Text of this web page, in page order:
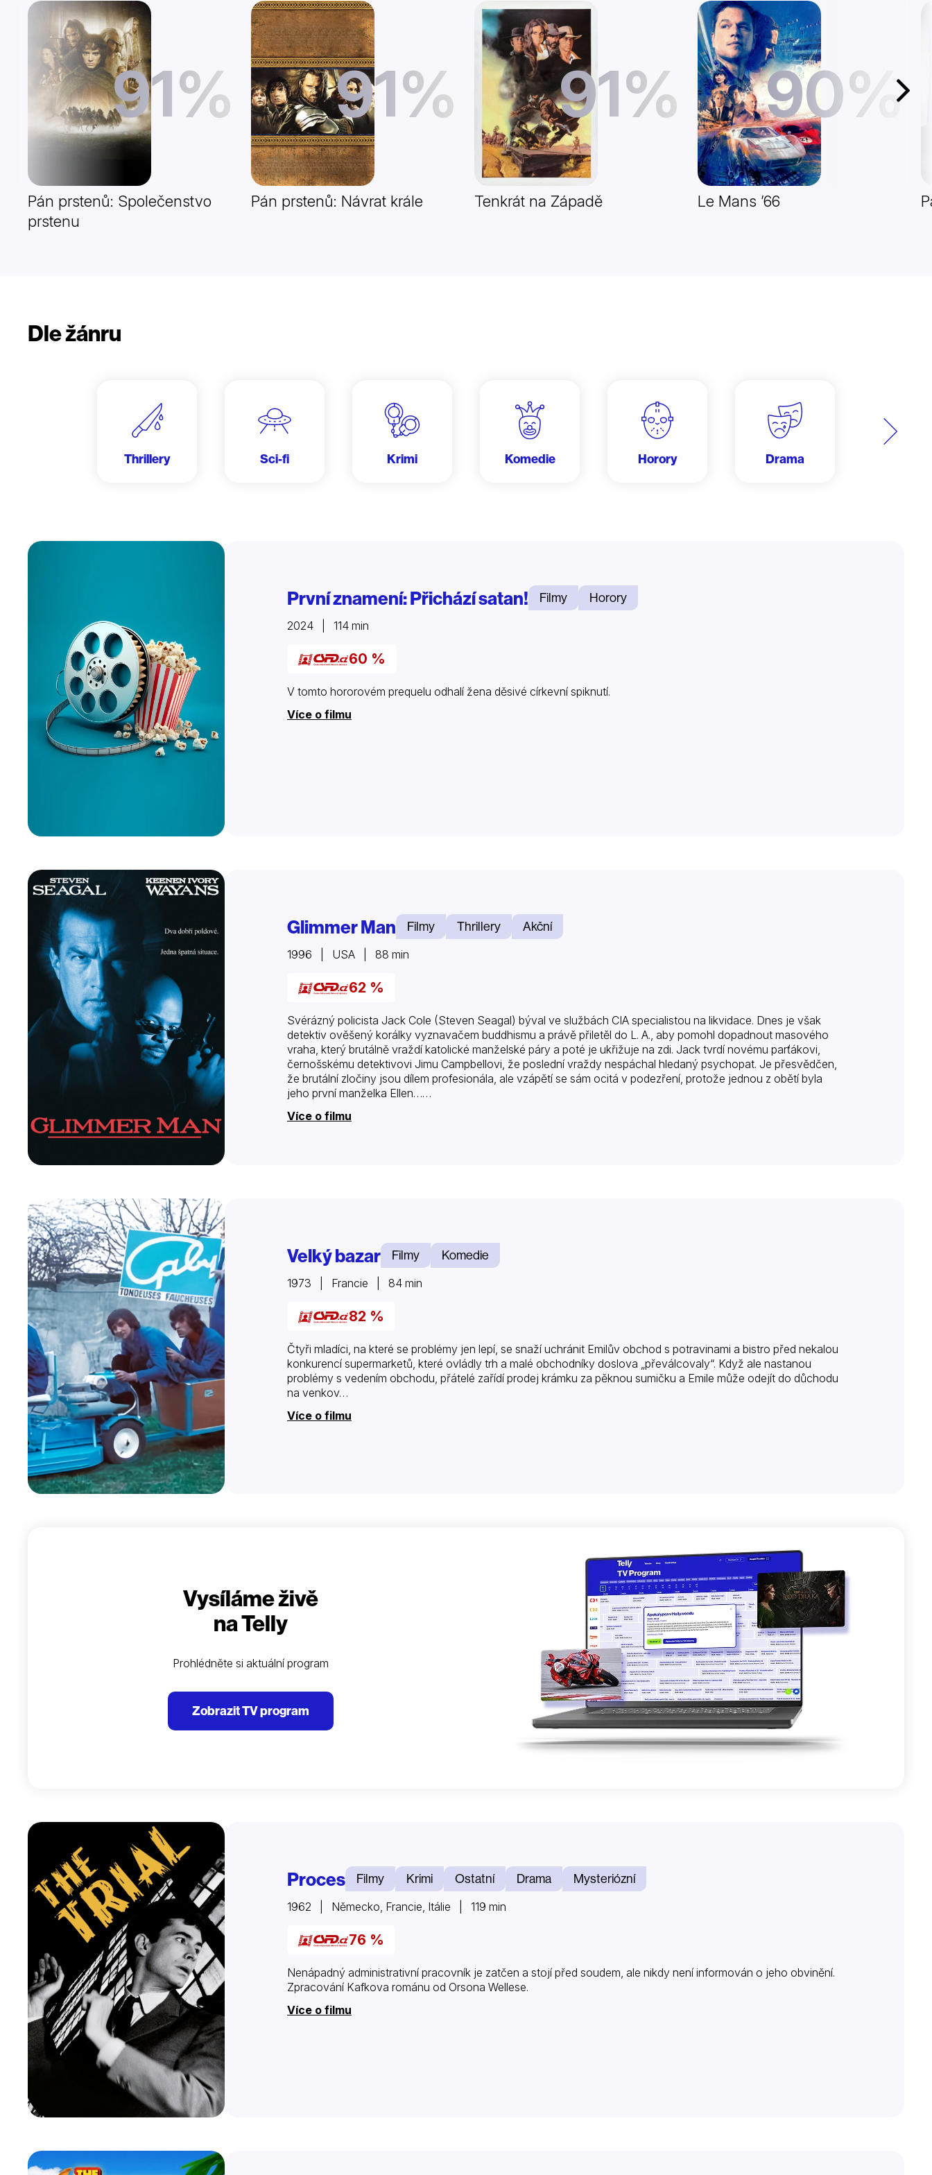
Další
91%
Pán prstenů: Společenstvo
prstenu
91%
Pán prstenů: Návrat krále
91%
Tenkrát na Západě
90%
Le Mans ’66
Dle žánru
Další
Thrillery
Sci-fi Krimi Komedie Horory Drama
První znamení: Přichází satan! Filmy Horory
2024 | 114 min
60 %
V tomto hororovém prequelu odhalí žena děsivé církevní spiknutí.
Více o filmu
Glimmer Man Filmy Thrillery Akční
1996 | USA | 88 min
62 %
Svérázný policista Jack Cole (Steven Seagal) býval ve službách CIA specialistou na likvidace. Dnes je však
detektiv ověšený korálky vyznavačem buddhismu a právě přiletěl do L. A., aby pomohl dopadnout masového
vraha, který brutálně vraždí katolické manželské páry a poté je ukřižuje na zdi. Jack tvrdí novému parťákovi,
černošskému detektivovi Jimu Campbellovi, že poslední vraždy nespáchal hledaný psychopat. Je přesvědčen,
že brutální zločiny jsou dílem profesionála, ale vzápětí se sám ocitá v podezření, protože jednou z obětí byla
jeho první manželka Ellen……
Více o filmu
Velký bazar Filmy Komedie
1973 | Francie | 84 min
82 %
Čtyři mladíci, na které se problémy jen lepí, se snaží uchránit Emilův obchod s potravinami a bistro před nekalou
konkurencí supermarketů, které ovládly trh a malé obchodníky doslova „převálcovaly“. Když ale nastanou
problémy s vedením obchodu, přátelé zařídí prodej krámku za pěknou sumičku a Emile může odejít do důchodu
na venkov…
Více o filmu
Vysíláme živě
na Telly
Prohlédněte si aktuální program
Zobrazit TV program
Proces Filmy Krimi Ostatní Drama Mysteriózní
1962 | Německo, Francie, Itálie | 119 min
76 %
Nenápadný administrativní pracovník je zatčen a stojí před soudem, ale nikdy není informován o jeho obvinění.
Zpracování Kafkova románu od Orsona Wellese.
Více o filmu